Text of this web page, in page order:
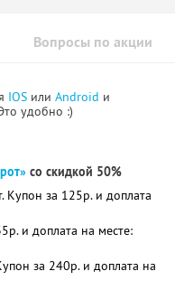
Вопросы по акции
IOS или Android и
удобно :)
со скидкой 50%
Купон за 125р. и доплата
и доплата на месте:
за 240р. и доплата на